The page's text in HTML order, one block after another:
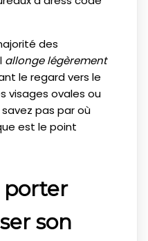
des
allonge légèrement
le regard vers le
visages ovales ou
pas par où
est le point
son